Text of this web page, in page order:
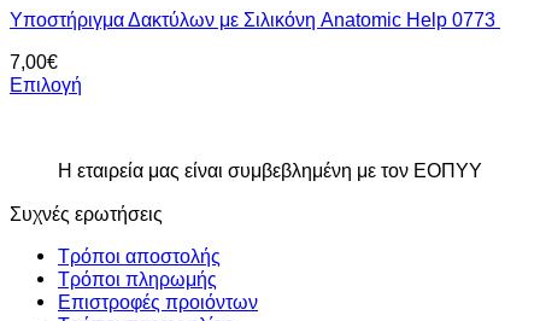
Υποστήριγμα Δακτύλων με Σιλικόνη Anatomic Help 0773
7,00€
Επιλογή
παραλλαγές.
επιλογές
μπορούν
Η εταιρεία μας είναι συμβεβλημένη με τον ΕΟΠΥΥ
Συχνές ερωτήσεις
Τρόποι αποστολής
Τρόποι πληρωμής
Επιστροφές προιόντων